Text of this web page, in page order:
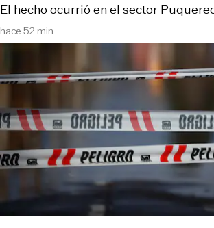
hace 52 min
El hecho ocurrió en el sector